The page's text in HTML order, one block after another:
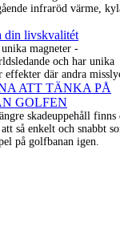
infraröd värme,
din livskvalitét
magneter -
och har unika
effekter där andra
ATT TÄNKA PÅ
GOLFEN
skadeuppehåll finns
så enkelt och snabbt
på golfbanan igen.